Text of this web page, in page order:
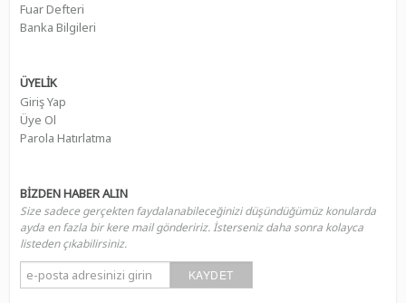
Fuar Defteri
Banka Bilgileri
ÜYELİK
Giriş Yap
Üye Ol
Parola Hatırlatma
BİZDEN HABER ALIN
Size sadece gerçekten faydalanabileceğinizi düşündüğümüz konularda
ayda en fazla bir kere mail göndeririz. İsterseniz daha sonra kolayca
listeden çıkabilirsiniz.
KAYDET